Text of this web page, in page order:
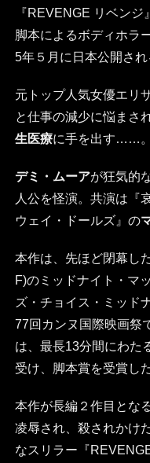
『REVENGE リベン
脚本によるボディホラ
5年５月に日本公開され
元トップ人気女優エリ
と仕事の減少に悩まさ
生医療に手を出す……。
デミ・ムーアが狂気的
人公を怪演。共演は『
ウェイ・ドールズ』の
本作は、先ほど閉幕し
F)のミッドナイト・マ
ズ・チョイス・ミッド
77回カンヌ国際映画祭
は、最⻑13分間にわた
受け、脚本賞を受賞した
本作が長編２作目とな
凌辱され、殺されかけ
なスリラー『